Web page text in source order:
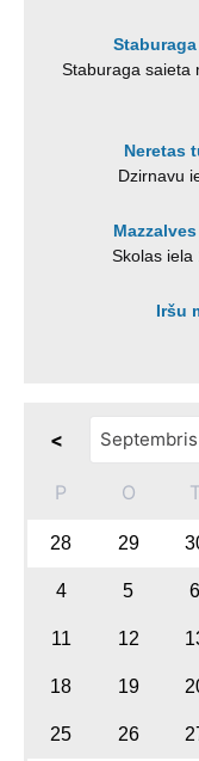
Staburaga saieta
Neretas
Dzirnavu
Skolas iela
Iršu
<
P O T
28 29
4 5 6
11 12
18 19
25 26